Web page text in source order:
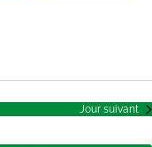
Jour suivant